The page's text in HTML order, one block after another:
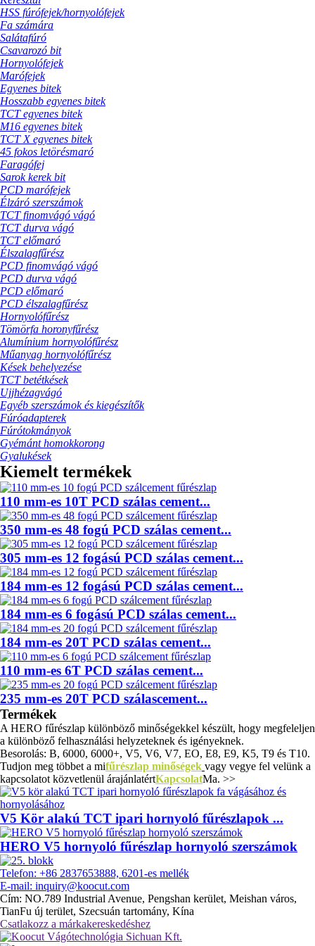
HSS fúrófejek/hornyolófejek
Fa számára
Salátafúró
Csavarozó bit
Hornyolófejek
Marófejek
Egyenes bitek
Hosszabb egyenes bitek
TCT egyenes bitek
M16 egyenes bitek
TCT X egyenes bitek
45 fokos letörésmaró
Faragófej
Sarok kerek bit
PCD marófejek
Élzáró szerszámok
TCT finomvágó vágó
TCT durva vágó
TCT előmaró
Élszalagfűrész
PCD finomvágó vágó
PCD durva vágó
PCD előmaró
PCD élszalagfűrész
Hornyolófűrész
Tömörfa horonyfűrész
Alumínium hornyolófűrész
Műanyag hornyolófűrész
Kések behelyezése
TCT betétkések
Ujjhézagvágó
Egyéb szerszámok és kiegészítők
Fúróadapterek
Fúrótokmányok
Gyémánt homokkorong
Gyalukések
Kiemelt termékek
110 mm-es 10T PCD szálas cement...
350 mm-es 48 fogú PCD szálas cement...
305 mm-es 12 fogású PCD szálas cement...
184 mm-es 12 fogású PCD szálas cement...
184 mm-es 6 fogású PCD szálas cement...
184 mm-es 20T PCD szálas cement...
110 mm-es 6T PCD szálas cement...
235 mm-es 20T PCD szálascement...
Termékek
A HERO fűrészlap különböző minőségekkel készült, hogy megfeleljen
a különböző felhasználási helyzeteknek és igényeknek.
Besorolás: B, 6000, 6000+, V5, V6, V7, EO, E8, E9, K5, T9 és T10.
Tudjon meg többet a mifűrészlap minőségek vagy vegye fel velünk a
kapcsolatot közvetlenül árajánlatértKapcsolatMa. >>
V5 Kör alakú TCT ipari hornyoló fűrészlapok ...
HERO V5 hornyoló fűrészlap hornyoló szerszámok
Telefon: +86 2837653888, 6201-es mellék
E-mail: inquiry@koocut.com
Cím: NO.789 Industrial Avenue, Pengshan kerület, Meishan város,
TianFu új terület, Szecsuán tartomány, Kína
Csatlakozz a márkakereskedéshez